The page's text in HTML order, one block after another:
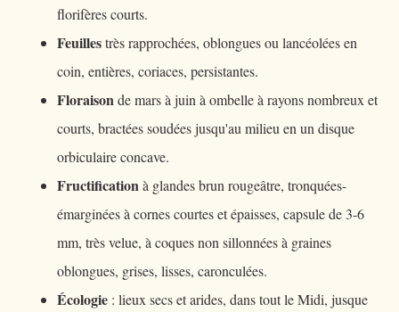
florifères courts.
Feuillestrès rapprochées, oblongues ou lancéolées en
coin, entières, coriaces, persistantes.
Floraisonde mars à juin à ombelle à rayons nombreux et
courts, bractées soudées jusqu'au milieu en un disque
orbiculaire concave.
Fructificationà glandes brun rougeâtre, tronquées-
émarginées à cornes courtes et épaisses, capsule de 3-6
mm, très velue, à coques non sillonnées à graines
oblongues, grises, lisses, caronculées.
Écologie : lieux secs et arides, dans tout le Midi, jusque